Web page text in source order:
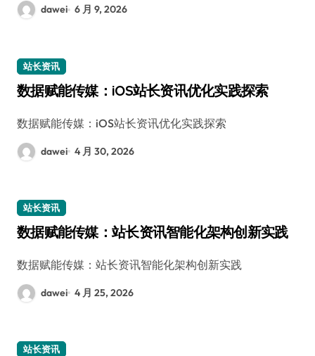
dawei 6 月 9, 2026
站长资讯
数据赋能传媒：iOS站长资讯优化实践探索
数据赋能传媒：iOS站长资讯优化实践探索
dawei 4 月 30, 2026
站长资讯
数据赋能传媒：站长资讯智能化架构创新实践
数据赋能传媒：站长资讯智能化架构创新实践
dawei 4 月 25, 2026
站长资讯